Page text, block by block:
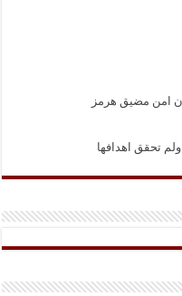
امن مضيق هرمز
تحقق اهدافها